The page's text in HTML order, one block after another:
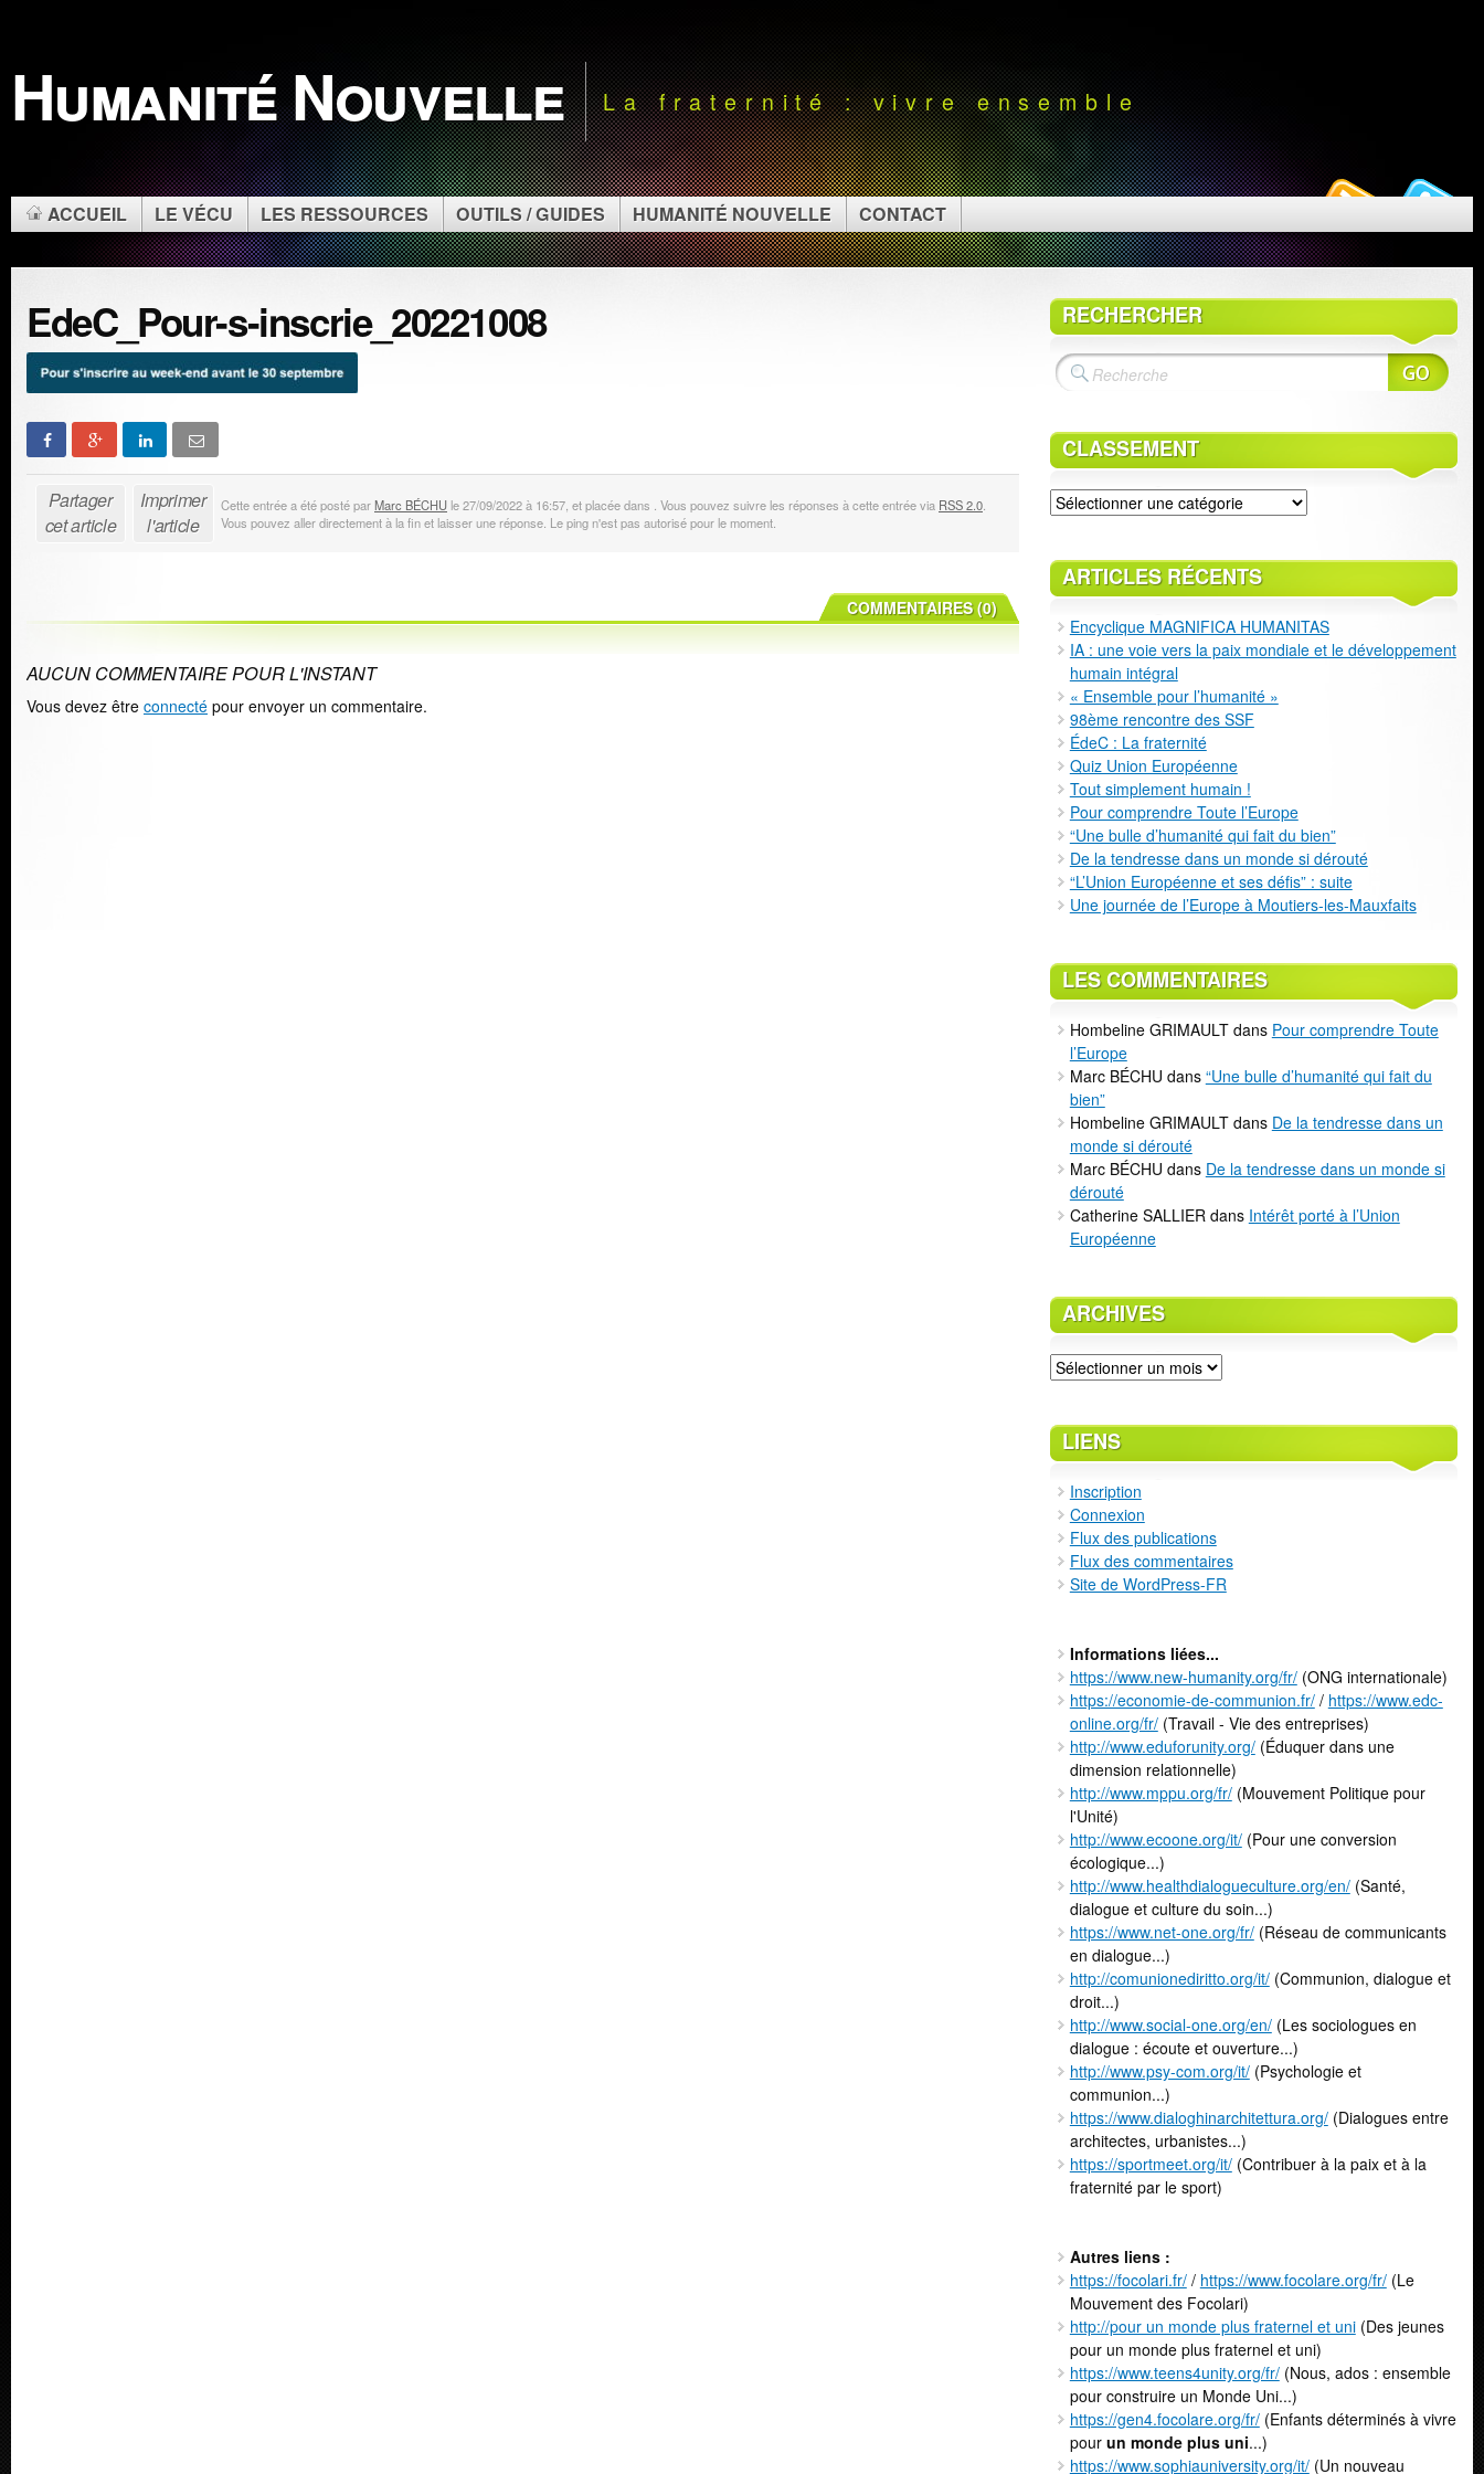
Humanité Nouvelle La fraternité : vivre ensemble
ACCUEIL LE VÉCU LES RESSOURCES OUTILS / GUIDES HUMANITÉ NOUVELLE CONTACT
EdeC_Pour-s-inscrie_20221008
Partager
cet article
Imprimer
l'article
Cette entrée a été posté parMarc BÉCHU le 27/09/2022 à 16:57, et placée dans . Vous pouvez suivre les réponses à cette entrée via RSS 2.0.
Vous pouvez aller directement à la fin et laisser une réponse. Le ping n'est pas autorisé pour le moment.
COMMENTAIRES (0)
AUCUN COMMENTAIRE POUR L'INSTANT
Vous devez être connecté pour envoyer un commentaire.
RECHERCHER
CLASSEMENT
Classement
ARTICLES RÉCENTS
Encyclique MAGNIFICA HUMANITAS
IA : une voie vers la paix mondiale et le développement
humain intégral
« Ensemble pour l’humanité »
98ème rencontre des SSF
ÉdeC : La fraternité
Quiz Union Européenne
Tout simplement humain !
Pour comprendre Toute l’Europe
“Une bulle d’humanité qui fait du bien”
De la tendresse dans un monde si dérouté
“L’Union Européenne et ses défis” : suite
Une journée de l’Europe à Moutiers-les-Mauxfaits
LES COMMENTAIRES
Hombeline GRIMAULTdans Pour comprendre Toute
l’Europe
Marc BÉCHU dans “Une bulle d’humanité qui fait du
bien”
Hombeline GRIMAULTdans De la tendresse dans un
monde si dérouté
Marc BÉCHU dans De la tendresse dans un monde si
dérouté
Catherine SALLIER dans Intérêt porté à l’Union
Européenne
ARCHIVES
Archives
LIENS
Inscription
Connexion
Flux des publications
Flux des commentaires
Site de WordPress-FR
Informations liées...
https://www.new-humanity.org/fr/(ONG internationale)
https://economie-de-communion.fr// https://www.edc-
online.org/fr/(Travail - Vie des entreprises)
http://www.eduforunity.org/(Éduquer dans une
dimension relationnelle)
http://www.mppu.org/fr/(Mouvement Politique pour
l'Unité)
http://www.ecoone.org/it/(Pour une conversion
écologique...)
http://www.healthdialogueculture.org/en/(Santé,
dialogue et culture du soin...)
https://www.net-one.org/fr/(Réseau de communicants
en dialogue...)
http://comunionediritto.org/it/(Communion, dialogue et
droit...)
http://www.social-one.org/en/(Les sociologues en
dialogue : écoute et ouverture...)
http://www.psy-com.org/it/(Psychologie et
communion...)
https://www.dialoghinarchitettura.org/(Dialogues entre
architectes, urbanistes...)
https://sportmeet.org/it/(Contribuer à la paix et à la
fraternité par le sport)
Autres liens :
https://focolari.fr// https://www.focolare.org/fr/(Le
Mouvement des Focolari)
http://pour un monde plus fraternel et uni(Des jeunes
pour un monde plus fraternel et uni)
https://www.teens4unity.org/fr/(Nous, ados : ensemble
pour construire un Monde Uni...)
https://gen4.focolare.org/fr/(Enfants déterminés à vivre
pour un monde plus uni...)
https://www.sophiauniversity.org/it/(Un nouveau